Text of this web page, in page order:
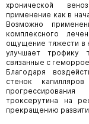
хронической
применение как в
Возможно
комплексного
ощущение тяжести в
улучшает трофику
связанные с
Благодаря
стенок
троксерутина на
прекращению